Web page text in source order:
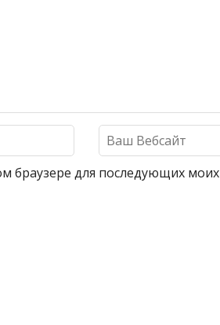
браузере для последующих моих